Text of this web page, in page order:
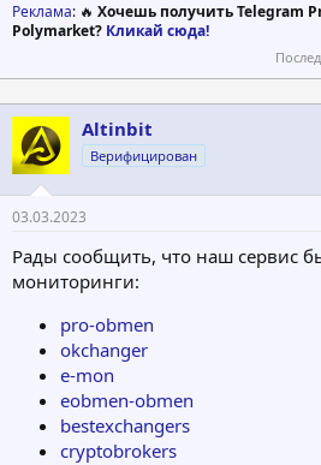
Реклама: 🔥 Хочешь получить Telegram
Polymarket? Кликай сюда!
Altinbit
Верифицирован
03.03.2023
Рады сообщить, что наш сервис
мониторинги:
pro-obmen
okchanger
e-mon
eobmen-obmen
bestexchangers
cryptobrokers